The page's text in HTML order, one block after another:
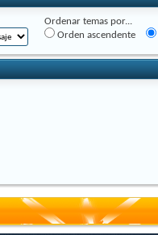
Ordenar temas por...
Orden ascendente